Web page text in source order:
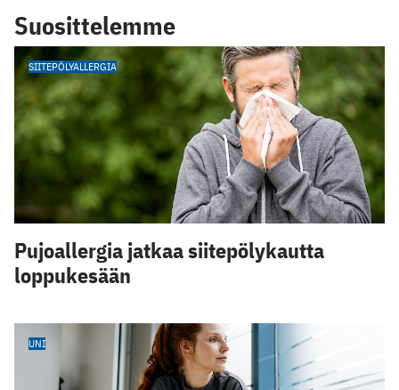
Suosittelemme
SIITEPÖLYALLERGIA
Pujoallergia jatkaa siitepölykautta
loppukesään
UNI